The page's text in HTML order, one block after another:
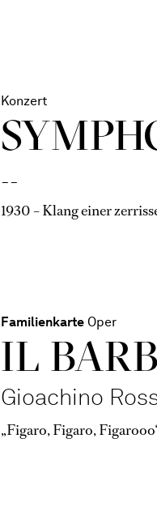
Konzert
--
1930 – Klang einer
Familienkarte Oper
IL
Gioachino
„Figaro, Figaro,